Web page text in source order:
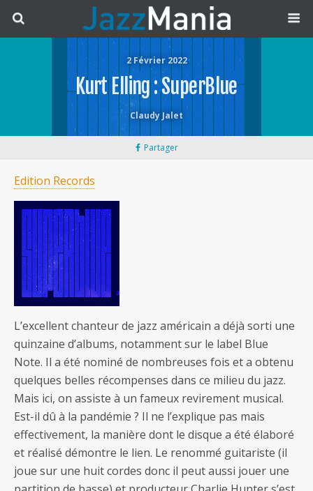
2 Février 2022
Kurt Elling : SuperBlue
Claudy Jalet
Partager
Edition Records
L’excellent chanteur de jazz américain a déjà sorti une
quinzaine d’albums, notamment sur le label Blue
Note. Il a été nominé de nombreuses fois et a obtenu
quelques belles récompenses dans ce milieu du jazz.
Mais ici, on assiste à un fameux revirement musical.
Est-il dû à la pandémie ? Il ne l’explique pas mais
effectivement, la manière dont le disque a été élaboré
et réalisé démontre le lien. Le renommé guitariste (il
joue sur une huit cordes donc il peut aussi jouer une